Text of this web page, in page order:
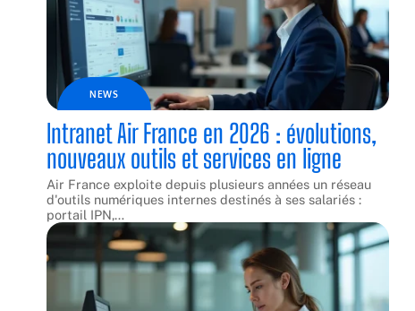
NEWS
Intranet Air France en 2026 : évolutions,
nouveaux outils et services en ligne
Air France exploite depuis plusieurs années un réseau
d'outils numériques internes destinés à ses salariés :
portail IPN,…